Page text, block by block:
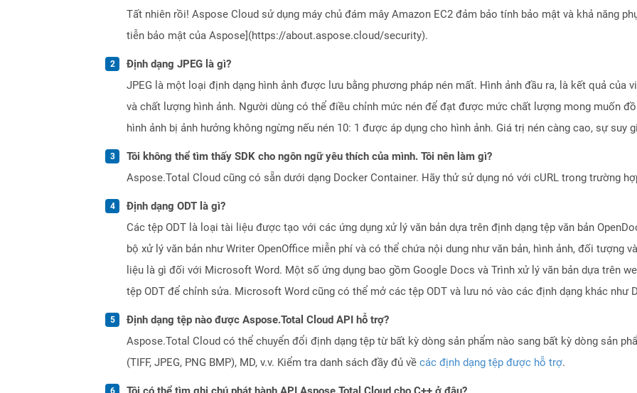
Tất nhiên rồi! Aspose Cloud sử dụng máy chủ đám mây Amazon EC2 đảm bảo tính bảo mật và khả năng
tiễn bảo mật của Aspose](https://about.aspose.cloud/security).
Định dạng JPEG là gì?
JPEG là một loại định dạng hình ảnh được lưu bằng phương pháp nén mất. Hình ảnh đầu ra, là kết quả
và chất lượng hình ảnh. Người dùng có thể điều chỉnh mức nén để đạt được mức chất lượng mong muốn
hình ảnh bị ảnh hưởng không ngừng nếu nén 10: 1 được áp dụng cho hình ảnh. Giá trị nén càng cao, sự suy
Tôi không thể tìm thấy SDK cho ngôn ngữ yêu thích của mình. Tôi nên làm gì?
Aspose.Total Cloud cũng có sẵn dưới dạng Docker Container. Hãy thử sử dụng nó với cURL trong trường
Định dạng ODT là gì?
Các tệp ODT là loại tài liệu được tạo với các ứng dụng xử lý văn bản dựa trên định dạng tệp văn bản
bộ xử lý văn bản như Writer OpenOffice miễn phí và có thể chứa nội dung như văn bản, hình ảnh, đối tượng
liệu là gì đối với Microsoft Word. Một số ứng dụng bao gồm Google Docs và Trình xử lý văn bản dựa trên
tệp ODT để chỉnh sửa. Microsoft Word cũng có thể mở các tệp ODT và lưu nó vào các định dạng khác như
Định dạng tệp nào được Aspose.Total Cloud API hỗ trợ?
Aspose.Total Cloud có thể chuyển đổi định dạng tệp từ bất kỳ dòng sản phẩm nào sang bất kỳ dòng sản
(TIFF, JPEG, PNG BMP), MD, v.v. Kiểm tra danh sách đầy đủ về các định dạng tệp được hỗ trợ.